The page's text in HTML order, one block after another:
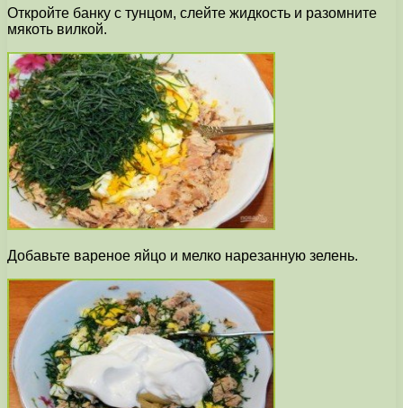
Откройте банку с тунцом, слейте жидкость и разомните
мякоть вилкой.
Добавьте вареное яйцо и мелко нарезанную зелень.